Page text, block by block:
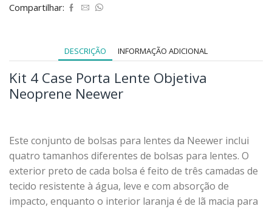
Compartilhar:
DESCRIÇÃO INFORMAÇÃO ADICIONAL
Kit 4 Case Porta Lente Objetiva
Neoprene Neewer
Este conjunto de bolsas para lentes da Neewer inclui
quatro tamanhos diferentes de bolsas para lentes. O
exterior preto de cada bolsa é feito de três camadas de
tecido resistente à água, leve e com absorção de
impacto, enquanto o interior laranja é de lã macia para